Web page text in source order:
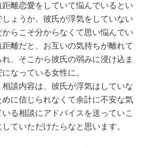
離恋愛をしていて悩んでいるとい
ょうか。彼氏が浮気をしていない
らこそ分からなくて思い悩んでい
離だと、お互いの気持ちが離れて
、そこから彼氏の弱みに浸け込ま
なっている女性に。
談内容は、彼氏が浮気はしていな
に信じられなくて余計に不安な気
る相談にアドバイスを送っていこ
ていただけたらなと思います。